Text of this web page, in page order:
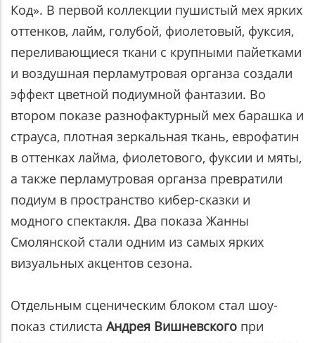
Код». В первой коллекции пушистый мех ярких
оттенков, лайм, голубой, фиолетовый, фуксия,
переливающиеся ткани с крупными пайетками
и воздушная перламутровая органза создали
эффект цветной подиумной фантазии. Во
втором показе разнофактурный мех барашка и
страуса, плотная зеркальная ткань, еврофатин
в оттенках лайма, фиолетового, фуксии и мяты,
а также перламутровая органза превратили
подиум в пространство кибер-сказки и
модного спектакля. Два показа Жанны
Смолянской стали одним из самых ярких
визуальных акцентов сезона.
Отдельным сценическим блоком стал шоу-
показ стилиста Андрея Вишневского при